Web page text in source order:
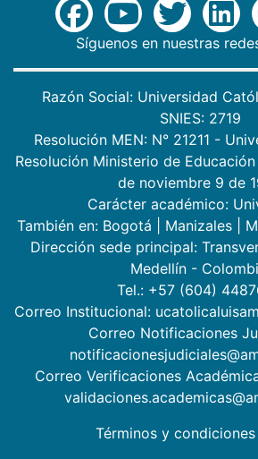
Síguenos en nuestras
Razón Social: Universidad
SNIES: 2719
Resolución MEN: N° 21211 -
Resolución Ministerio de Educación
de noviembre 9 de
Carácter académico:
También en: Bogotá Manizales
Dirección sede principal:
Medellín -
Tel.: +57 (604)
Correo Institucional:
Correo Notificaciones
Correo Verificaciones
Términos y